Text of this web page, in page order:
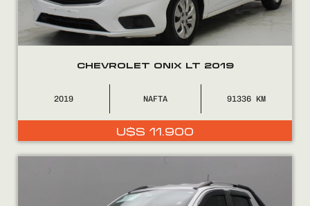
CHEVROLET ONIX LT 2019
2019 NAFTA 91336
U$S 11.900